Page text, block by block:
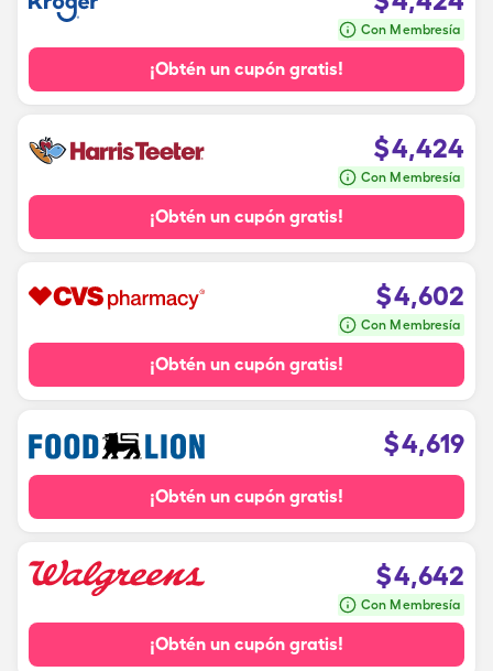
Con Membresía
¡Obtén un cupón gratis!
$4,424
Con Membresía
¡Obtén un cupón gratis!
$4,602
Con Membresía
¡Obtén un cupón gratis!
$4,619
¡Obtén un cupón gratis!
$4,642
Con Membresía
¡Obtén un cupón gratis!